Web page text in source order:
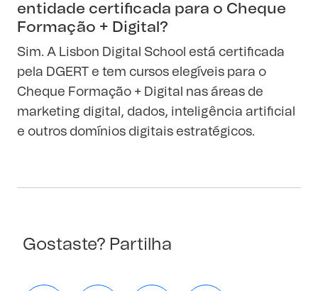
entidade certificada para o Cheque
Formação + Digital?
Sim. A Lisbon Digital School está certificada
pela DGERT e tem cursos elegíveis para o
Cheque Formação + Digital nas áreas de
marketing digital, dados, inteligência artificial
e outros domínios digitais estratégicos.
Gostaste? Partilha